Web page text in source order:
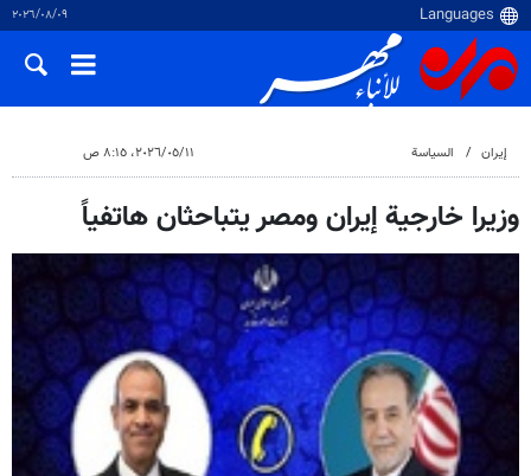
٠٩‏/٠٨‏/٢٠٢٦
إيران السياسة ١١‏/٠٥‏/٢٠٢٦، ٨:١٥ ص
وزيرا خارجية إيران ومصر يتباحثان هاتفياً